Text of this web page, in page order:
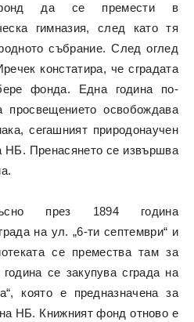
фонд да се премести в
гимназия, след като тя
събрание. След оглед
констатира, че сградата
фонда. Една година по-
просвещението освобождава
сегашният природонаучен
НБ. Пренасянето се извършва
през 1894 година
на ул. „6-ти септември“ и
се премества там за
се закупува сграда на
която е предназначена за
НБ. Книжният фонд отново е